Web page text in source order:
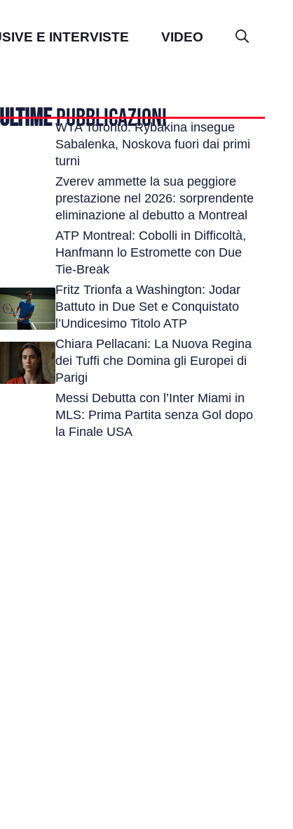
E INTERVISTE VIDEO
ULTIMEPUBBLICAZIONI
WTA Toronto: Rybakina insegue
Sabalenka, Noskova fuori dai primi
turni
Zverev ammette la sua peggiore
prestazione nel 2026: sorprendente
eliminazione al debutto a Montreal
ATP Montreal: Cobolli in Difficoltà,
Hanfmann lo Estromette con Due
Tie-Break
Fritz Trionfa a Washington: Jodar
Battuto in Due Set e Conquistato
l’Undicesimo Titolo ATP
Chiara Pellacani: La Nuova Regina
dei Tuffi che Domina gli Europei di
Parigi
Messi Debutta con l’Inter Miami in
MLS: Prima Partita senza Gol dopo
la Finale USA